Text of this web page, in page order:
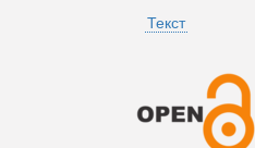
Текст